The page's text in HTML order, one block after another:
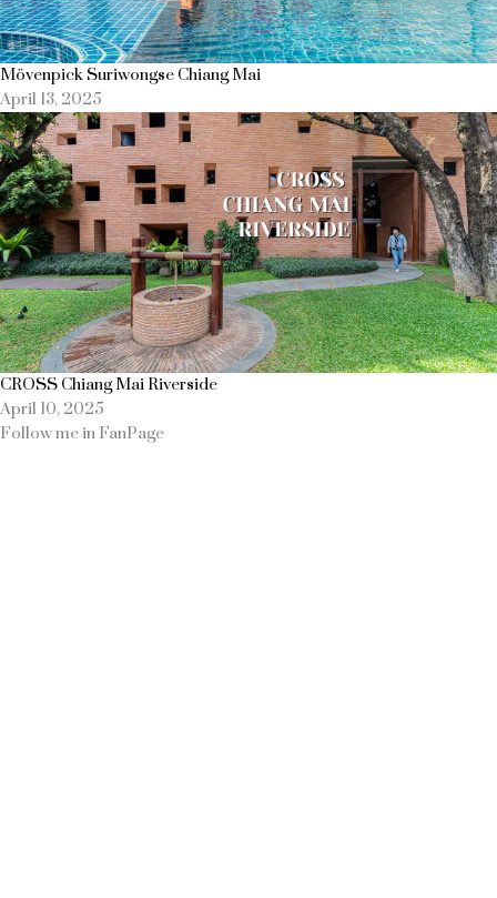
Mövenpick Suriwongse Chiang Mai
April 13, 2025
CROSS Chiang Mai Riverside
April 10, 2025
Follow me in FanPage